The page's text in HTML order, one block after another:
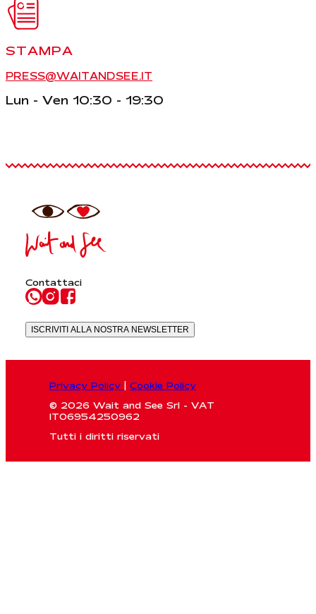
STAMPA
PRESS@WAITANDSEE.IT
Lun - Ven 10:30 - 19:30
Contattaci
ISCRIVITI ALLA NOSTRA NEWSLETTER
Privacy Policy
Cookie Policy
© 2026 Wait and See Srl - VAT
IT06954250962
Tutti i diritti riservati